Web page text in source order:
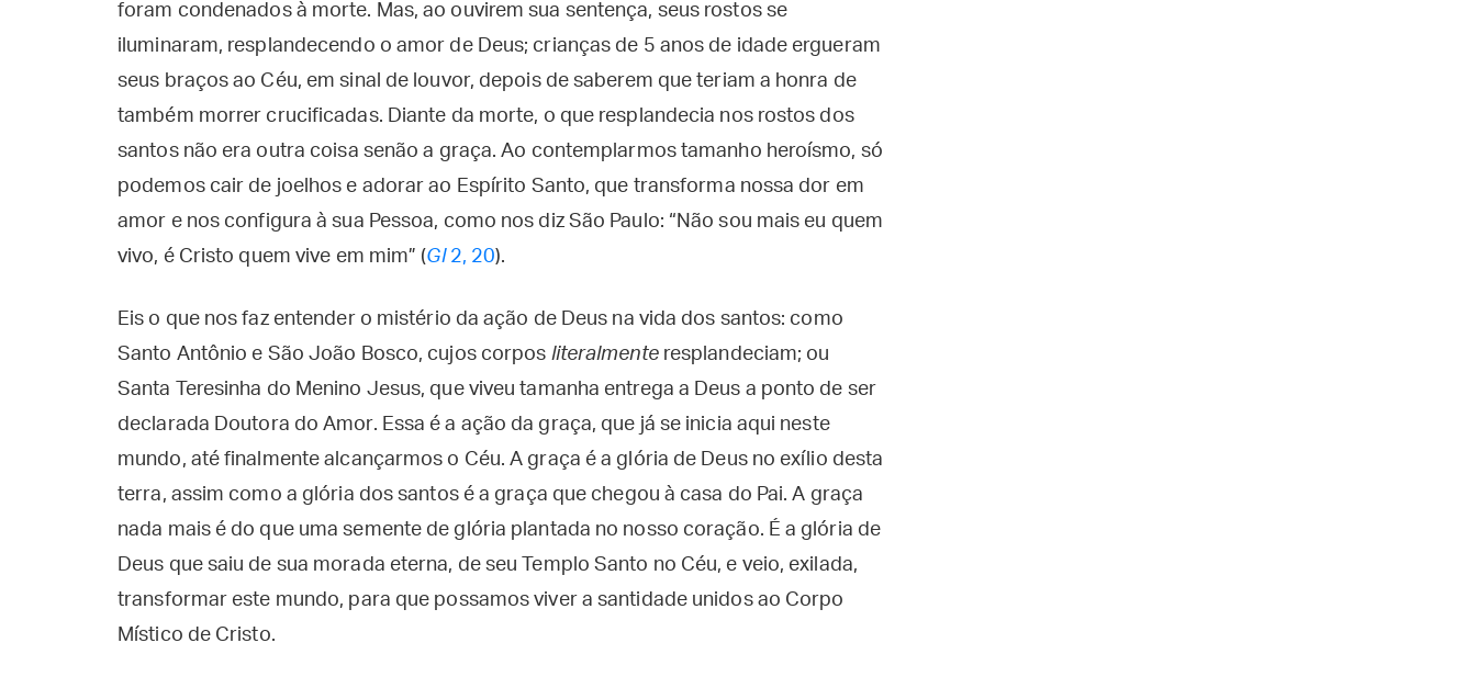
foram condenados à morte. Mas, ao ouvirem sua sentença, seus rostos se
iluminaram, resplandecendo o amor de Deus; crianças de 5 anos de idade ergueram
seus braços ao Céu, em sinal de louvor, depois de saberem que teriam a honra de
também morrer crucificadas. Diante da morte, o que resplandecia nos rostos dos
santos não era outra coisa senão a graça. Ao contemplarmos tamanho heroísmo, só
podemos cair de joelhos e adorar ao Espírito Santo, que transforma nossa dor em
amor e nos configura à sua Pessoa, como nos diz São Paulo: “Não sou mais eu quem
vivo, é Cristo quem vive em mim” (Gl2, 20).
Eis o que nos faz entender o mistério da ação de Deus na vida dos santos: como
Santo Antônio e São João Bosco, cujos corpos literalmenteresplandeciam; ou
Santa Teresinha do Menino Jesus, que viveu tamanha entrega a Deus a ponto de ser
declarada Doutora do Amor. Essa é a ação da graça, que já se inicia aqui neste
mundo, até finalmente alcançarmos o Céu. A graça é a glória de Deus no exílio desta
terra, assim como a glória dos santos é a graça que chegou à casa do Pai. A graça
nada mais é do que uma semente de glória plantada no nosso coração. É a glória de
Deus que saiu de sua morada eterna, de seu Templo Santo no Céu, e veio, exilada,
transformar este mundo, para que possamos viver a santidade unidos ao Corpo
Místico de Cristo.